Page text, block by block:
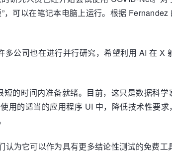
可以在笔记本电脑上运行。根据
多公司也在进行并行研究，希望利用 AI 在 X
的时间内准备就绪。目前，这只是数据科
用的适当的应用程序 UI 中，降低技术性要
为它可以作为具有更多结论性测试的免费工